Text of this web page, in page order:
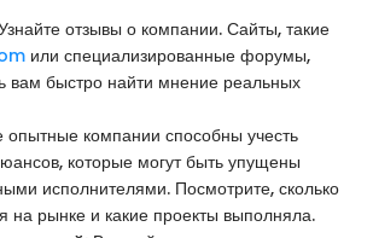
отзывы о компании. Сайты, такие
или специализированные форумы,
вам быстро найти мнение реальных
опытные компании способны учесть
которые могут быть упущены
исполнителями. Посмотрите, сколько
на рынке и какие проекты выполняла.